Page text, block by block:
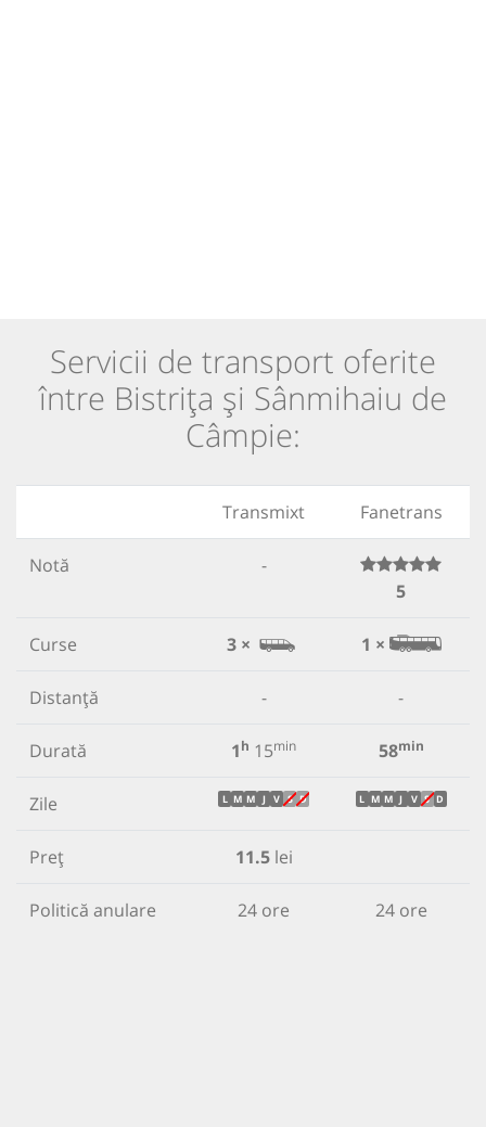
Servicii de transport oferite
între Bistrița și Sânmihaiu de
Câmpie:
Transmixt Fanetrans
Notă
-
5
Curse 3 × 1 ×
Distanță - -
Durată 1h 15min 58min
Zile L M M J V S D L M M J V S D
Preț 11.5lei
Politică anulare 24 ore 24 ore